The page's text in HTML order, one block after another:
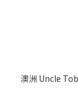
澳洲 Uncle